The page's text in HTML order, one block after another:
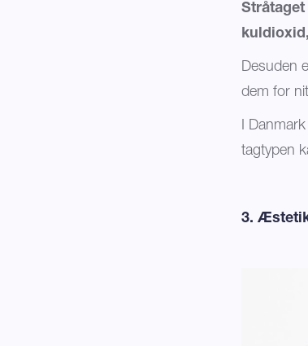
Desuden
dem for
I
tagtypen
3.